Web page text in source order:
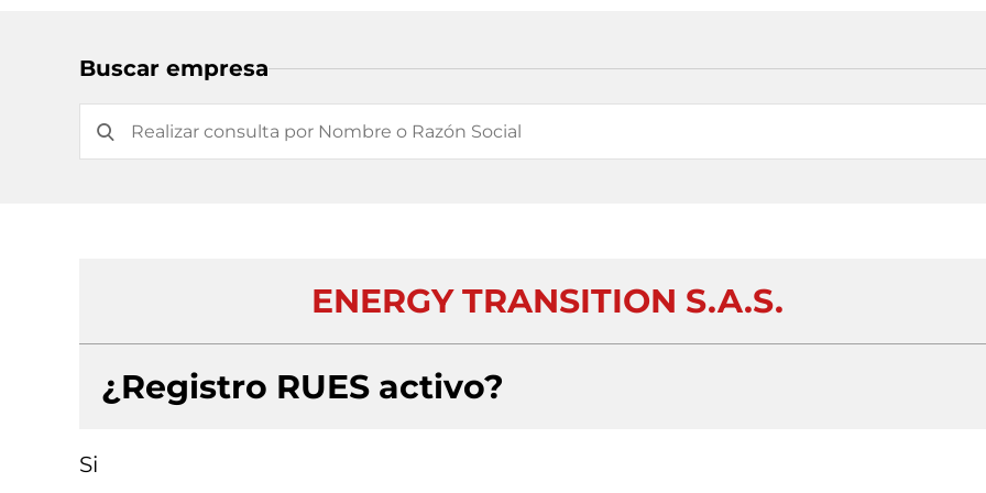
Buscar empresa
ENERGY TRANSITION S.A.S.
¿Registro RUES activo?
Si